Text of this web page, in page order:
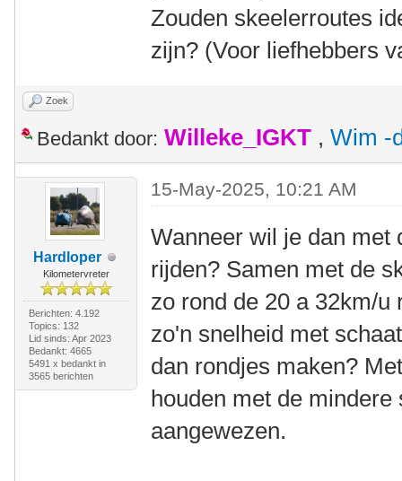
Zouden skeelerroutes
zijn? (Voor liefhebbers
Zoek
Bedankt door: Willeke_IGKT , Wim -
Hardloper
Kilometervreter
Berichten: 4.192
Topics: 132
Lid sinds: Apr 2023
Bedankt: 4665
5491 x bedankt in
3565 berichten
15-May-2025, 10:21 AM
Wanneer wil je dan met
rijden? Samen met de
zo rond de 20 a 32km/
zo'n snelheid met
dan rondjes maken?
houden met de
aangewezen.